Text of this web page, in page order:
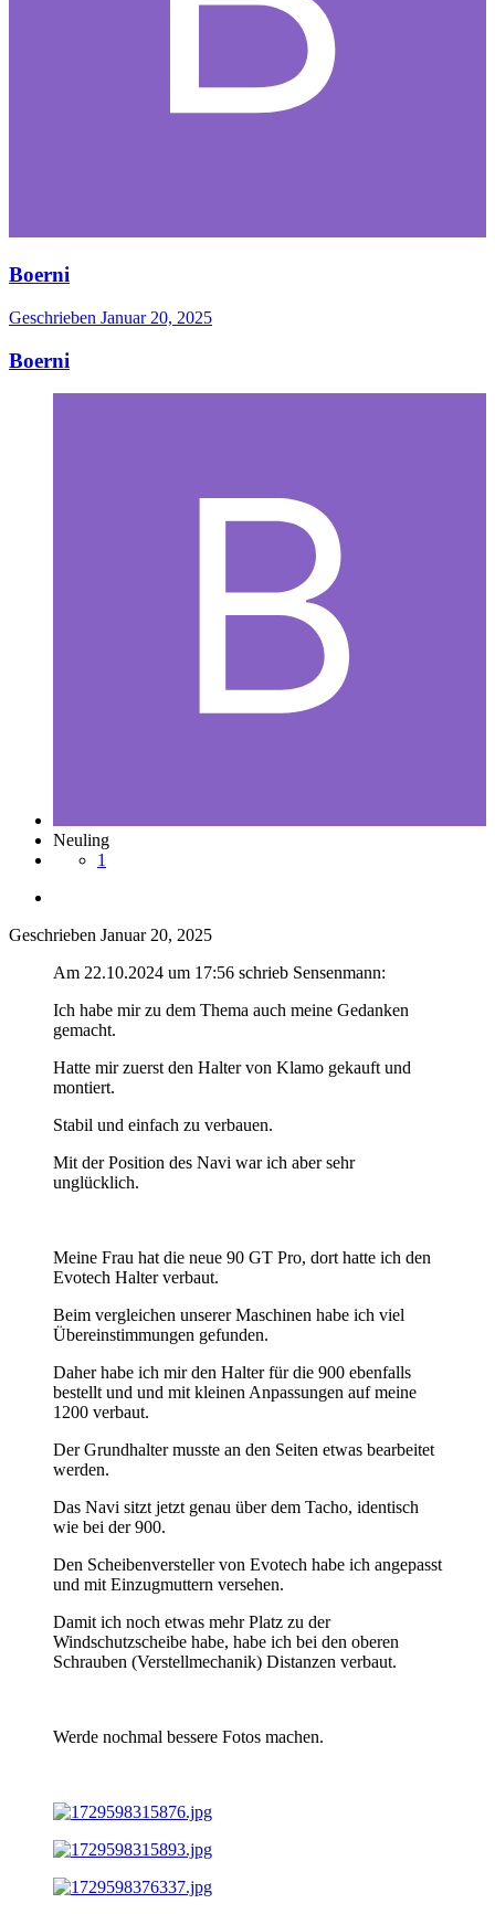
Boerni
Geschrieben Januar 20, 2025
Boerni
Neuling
1
Geschrieben Januar 20, 2025
Am 22.10.2024 um 17:56 schrieb Sensenmann:
Ich habe mir zu dem Thema auch meine Gedanken
gemacht.
Hatte mir zuerst den Halter von Klamo gekauft und
montiert.
Stabil und einfach zu verbauen.
Mit der Position des Navi war ich aber sehr
unglücklich.
Meine Frau hat die neue 90 GT Pro, dort hatte ich den
Evotech Halter verbaut.
Beim vergleichen unserer Maschinen habe ich viel
Übereinstimmungen gefunden.
Daher habe ich mir den Halter für die 900 ebenfalls
bestellt und und mit kleinen Anpassungen auf meine
1200 verbaut.
Der Grundhalter musste an den Seiten etwas bearbeitet
werden.
Das Navi sitzt jetzt genau über dem Tacho, identisch
wie bei der 900.
Den Scheibenversteller von Evotech habe ich angepasst
und mit Einzugmuttern versehen.
Damit ich noch etwas mehr Platz zu der
Windschutzscheibe habe, habe ich bei den oberen
Schrauben (Verstellmechanik) Distanzen verbaut.
Werde nochmal bessere Fotos machen.